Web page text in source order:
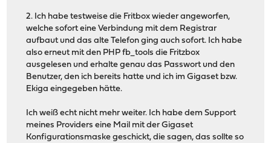
2. Ich habe testweise die Fritbox wieder angeworfen,
welche sofort eine Verbindung mit dem Registrar
aufbaut und das alte Telefon ging auch sofort. Ich habe
also erneut mit den PHP fb_tools die Fritzbox
ausgelesen und erhalte genau das Passwort und den
Benutzer, den ich bereits hatte und ich im Gigaset bzw.
Ekiga eingegeben hätte.
Ich weiß echt nicht mehr weiter. Ich habe dem Support
meines Providers eine Mail mit der Gigaset
Konfigurationsmaske geschickt, die sagen, das sollte so